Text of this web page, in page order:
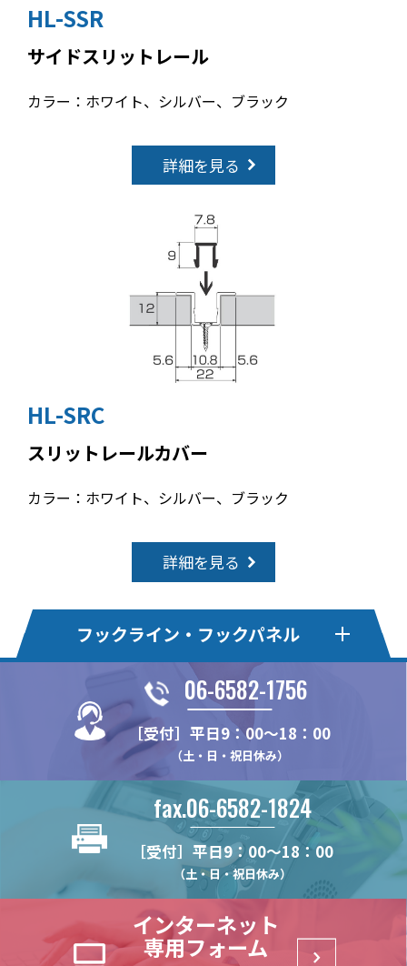
HL-SSR
サイドスリットレール
カラー：ホワイト、シルバー、ブラック
詳細を見る
HL-SRC
スリットレールカバー
カラー：ホワイト、シルバー、ブラック
詳細を見る
フックライン・フックパネル
フックライン
HL375MS
HL30F
フックライン・エコ
HLE22KSE
HLE22S
HLE22SR
HLE20S
HLE22F
HLオプションパーツ
HL-MBSK-N
HL-HK4S【在庫限り】
HL-WHK
HL-BKS35x68
HL-HK5
フックパネル・Pタイプ
HP24P
HP375P
HP100P
フックパネル・Bタイプ フックパネル・Sタイプ
HP60S
HP75S
HP100S
フックパネル・Fタイプ フックパネル・木製タイプ
WPN
WPN-LRAL
HPオプションパーツ
HP-CHK-N
HP-V_RHK
ハイブリッドパネル
HB2-T
HB2-B
(リーズナブルモデル)
06-6582-1756
［受付］平日9：00～18：00
（土・日・祝日休み）
fax.06-6582-1824
［受付］平日9：00～18：00
（土・日・祝日休み）
インターネット
専用フォーム